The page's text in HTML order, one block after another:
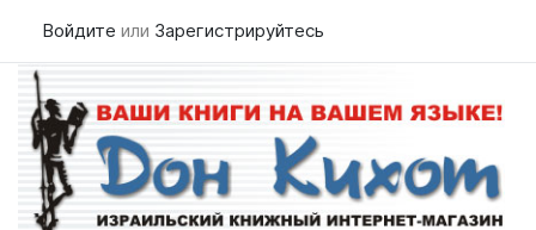
Войдите или Зарегистрируйтесь